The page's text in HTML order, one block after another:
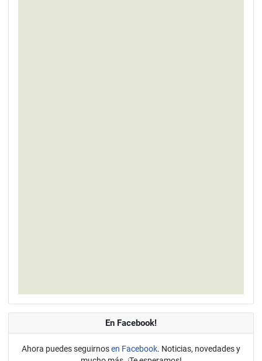
En Facebook!
Ahora puedes seguirnosen Facebook. Noticias, novedades y